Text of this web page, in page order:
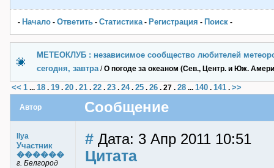
- Начало - Ответить - Статистика- Pегистрация - Поиск -
МЕТЕОКЛУБ : независимое сообщество любителей
сегодня, завтра/О погоде за океаном (Сев., Центр. и Юж.
<< 1 ... 18 . 19 . 20 . 21 . 22 . 23 . 24. 25 . 26 . 27 . 28 ... 140 . 141 . >>
Автор Сообщение
Ilya
Участник
������
г. Белгород
# Дата: 3 Апр 2011 10:51
Цитата